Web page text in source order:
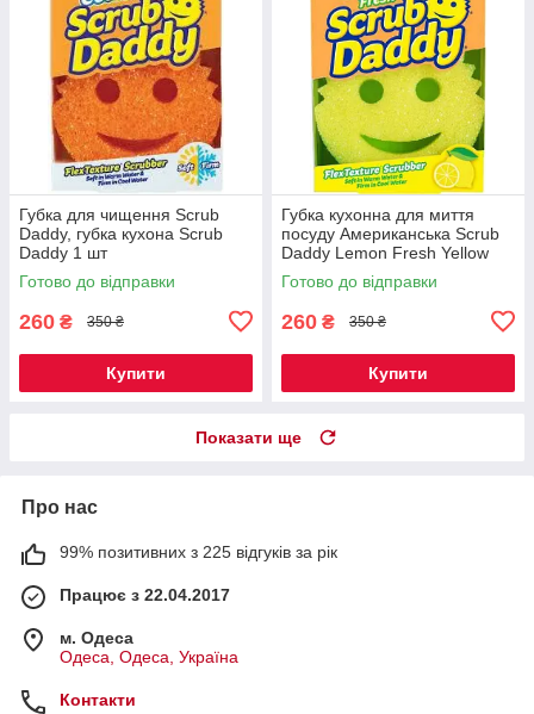
Губка для чищення Scrub
Daddy, губка кухона Scrub
Daddy 1 шт
Готово до відправки
260 ₴ 350 ₴
Купити
Губка кухонна для миття
посуду Американська Scrub
Daddy Lemon Fresh Yellow
Готово до відправки
260 ₴ 350 ₴
Купити
Показати ще
Про нас
99% позитивних з 225 відгуків за рік
Працює з 22.04.2017
м. Одеса
Одеса, Одеса, Україна
Контакти